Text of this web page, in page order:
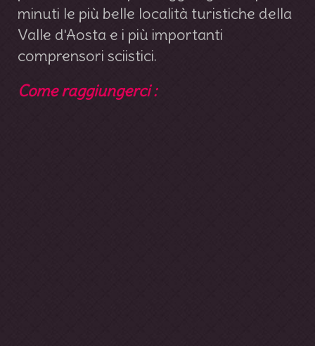
minuti le più belle località turistiche della
Valle d'Aosta e i più importanti
comprensori sciistici.
Come raggiungerci :